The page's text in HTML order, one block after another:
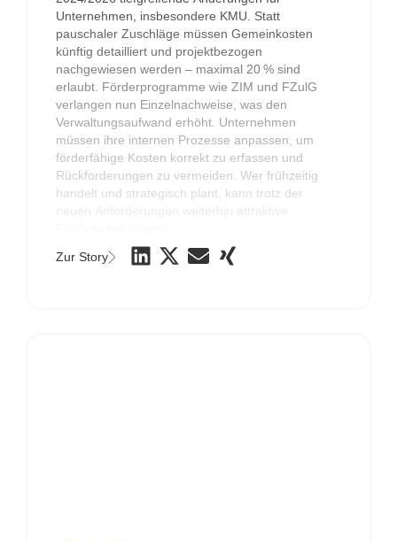
Unternehmen, insbesondere KMU. Statt
pauschaler Zuschläge müssen Gemeinkosten
künftig detailliert und projektbezogen
nachgewiesen werden – maximal 20 % sind
erlaubt. Förderprogramme wie ZIM und FZulG
verlangen nun Einzelnachweise, was den
Verwaltungsaufwand erhöht. Unternehmen
müssen ihre internen Prozesse anpassen, um
förderfähige Kosten korrekt zu erfassen und
Rückforderungen zu vermeiden. Wer frühzeitig
handelt und strategisch plant, kann trotz der
neuen Anforderungen weiterhin attraktive
Zur Story